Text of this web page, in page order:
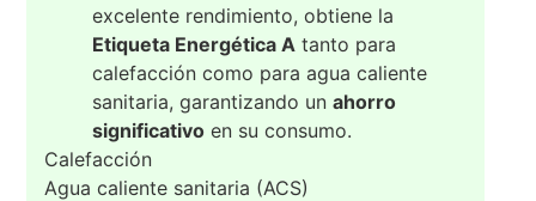
excelente rendimiento, obtiene la
Etiqueta Energética A tanto para
calefacción como para agua caliente
sanitaria, garantizando unahorro
significativo en su consumo.
Calefacción
Agua caliente sanitaria (ACS)